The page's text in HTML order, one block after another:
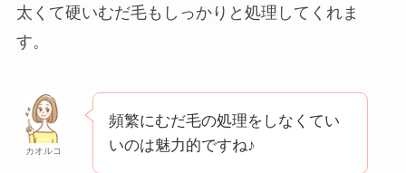
太くて硬いむだ毛もしっかりと処理してくれま
す。
カオルコ
頻繁にむだ毛の処理をしなくてい
いのは魅力的ですね♪